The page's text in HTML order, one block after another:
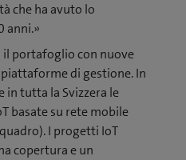
che ha avuto lo
anni.»
il portafoglio con nuove
di gestione. In
tutta la Svizzera le
basate su rete mobile
I progetti IoT
copertura e un